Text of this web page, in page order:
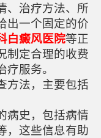
、治疗方法、所
出一个固定的价
白癜风医院等正
制定合理的收费
服务。
方法，主要包括
病史，包括病情
，这些信息有助